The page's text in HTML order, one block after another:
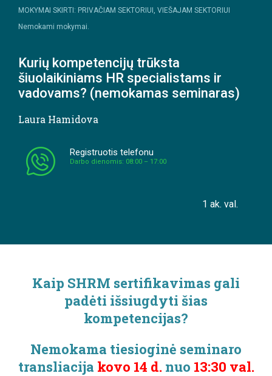
MOKYMAI SKIRTI: PRIVAČIAM SEKTORIUI, VIEŠAJAM SEKTORIUI
Nemokami mokymai.
Kurių kompetencijų trūksta
šiuolaikiniams HR specialistams ir
vadovams? (nemokamas seminaras)
Laura Hamidova
Registruotis telefonu
Darbo dienomis: 08:00 – 17:00
1 ak. val.
Kaip SHRM sertifikavimas gali
padėti išsiugdyti šias
kompetencijas?
Nemokama tiesioginė seminaro
transliacija kovo 14 d.nuo 13:30 val.